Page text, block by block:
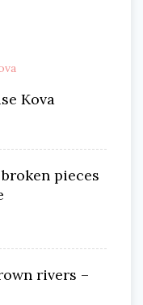
Kova
pieces
rivers –